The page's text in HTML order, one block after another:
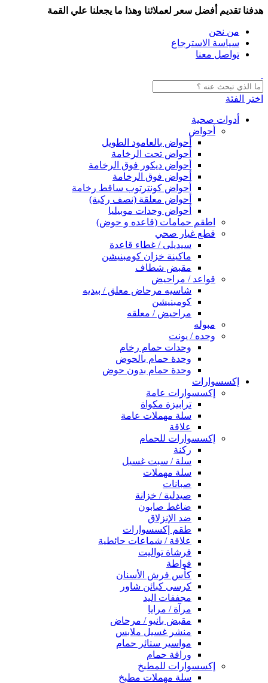
هدفنا تقديم أفضل سعر لعملائنا وهذا ما يجعلنا علي القمة
من نحن
سياسة الاسترجاع
تواصل معنا
اختر الفئة
أدوات صحية
أحواض
أحواض بالعامود الطويل
أحواض تحت الرخامة
أحواض ديكور فوق الرخامة
أحواض فوق الرخامة
أحواض كونترتوب ساقط رخامة
أحواض معلقة (نصف ركبة)
أحواض وحدات موبيليا
اطقم حمامات (قاعده و حوض)
قطع غيار صحي
سيديلى / غطاء قاعدة
ماكينة خزان كومبنيشن
مقبض شطاف
قواعد / مراحيض
شاسيه مرحاض معلق / بيديه
كومبنيشن
مراحيض / معلقه
مبوله
وحده / يونت
وحدات حمام رخام
وحدة حمام بالحوض
وحدة حمام بدون حوض
إكسسوارات
إكسسوارات عامة
ترابيزة مكواة
سلة مهملات عامة
علاقة
إكسسوارات للحمام
ركنة
سلة / سبت غسيل
سلة مهملات
صبانات
صيدلية / خزانة
ضاغط صابون
ضد الإنزلاق
طقم إكسسوارات
علاقة / شماعات حائطية
فرشاة تواليت
فواطة
كأس فرش الأسنان
كرسى كبائن شاور
مجففات اليد
مرآة / مرايا
مقبض بانيو / مرحاض
منشر غسيل ملابس
مواسير ستائر حمام
وراقة حمام
إكسسوارات للمطبخ
سلة مهملات مطبخ